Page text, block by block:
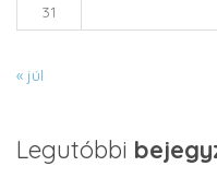
31
« júl
Legutóbbi